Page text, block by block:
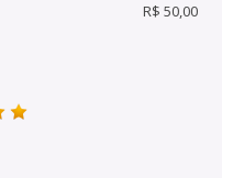
R$ 50,00